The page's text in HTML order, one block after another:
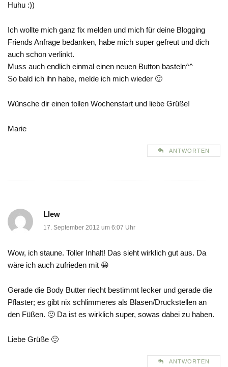
Huhu :))
Ich wollte mich ganz fix melden und mich für deine Blogging
Friends Anfrage bedanken, habe mich super gefreut und dich
auch schon verlinkt.
Muss auch endlich einmal einen neuen Button basteln^^
So bald ich ihn habe, melde ich mich wieder 🙂
Wünsche dir einen tollen Wochenstart und liebe Grüße!
Marie
ANTWORTEN
Llew
17. September 2012 um 6:07 Uhr
Wow, ich staune. Toller Inhalt! Das sieht wirklich gut aus. Da
wäre ich auch zufrieden mit 😀
Gerade die Body Butter riecht bestimmt lecker und gerade die
Pflaster; es gibt nix schlimmeres als Blasen/Druckstellen an
den Füßen. 🙁 Da ist es wirklich super, sowas dabei zu haben.
Liebe Grüße 🙂
ANTWORTEN